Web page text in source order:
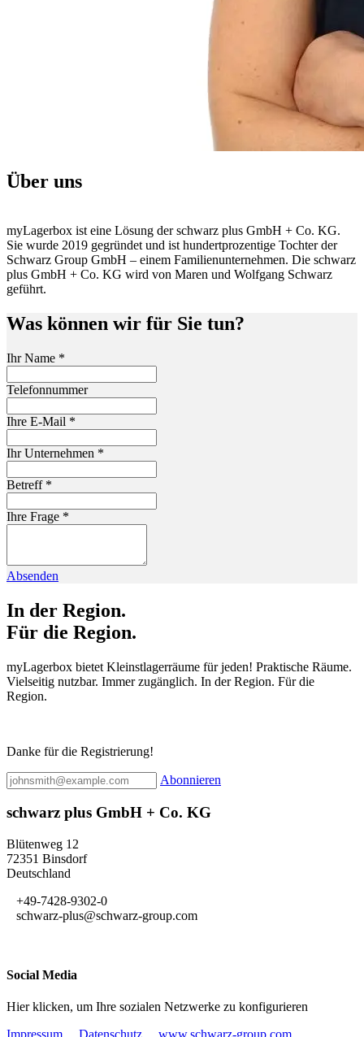
Über uns
myLagerbox ist eine Lösung der schwarz plus GmbH + Co. KG.
Sie wurde 2019 gegründet und ist hundertprozentige Tochter der
Schwarz Group GmbH – einem Familienunternehmen. Die schwarz
plus GmbH + Co. KG wird von Maren und Wolfgang Schwarz
geführt.
Was können wir für Sie tun?
Ihr Name *
Telefonnummer
Ihre E-Mail *
Ihr Unternehmen *
Betreff*
Ihre Frage *
Absenden
In der Region.
Für die Region.
myLagerbox bietet Kleinstlagerräume für jeden! Praktische Räume.
Vielseitig nutzbar. Immer zugänglich. In der Region. Für die
Region.
Danke für die Registrierung!
Abonnieren
schwarz plus GmbH + Co. KG
Blütenweg 12
72351 Binsdorf
Deutschland
+49-7428-9302-0
schwarz-plus@schwarz-group.com
Social Media
Hier klicken, um Ihre sozialen Netzwerke zu konfigurieren